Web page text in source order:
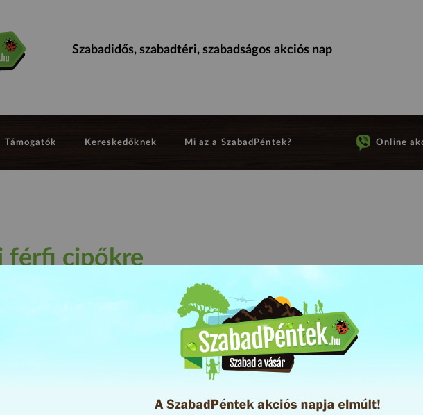
Szabadidős, szabadtéri, szabadságos akciós nap
Támogatók Kereskedőknek Mi az a SzabadPéntek? Online
férfi cipőkre
A SzabadPéntek alkalmából a
tavaszi kollekció egyes
A kedvezmény
Az akció kizárólag március 3-